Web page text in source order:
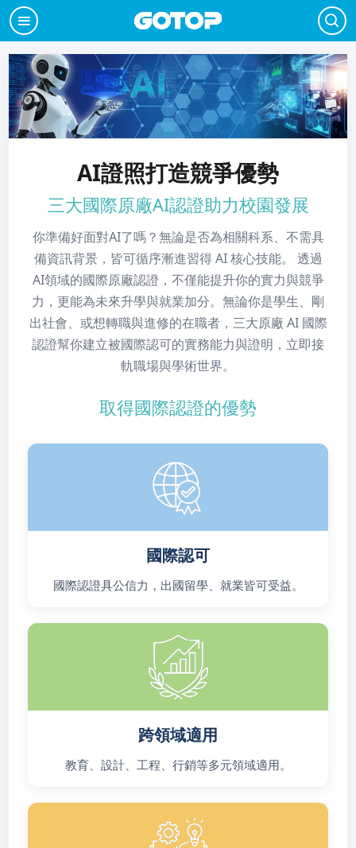
AI證照打造競爭優勢
三大國際原廠AI認證助力校園發展
你準備好面對AI了嗎？無論是否為相關科系、不需具
備資訊背景，皆可循序漸進習得 AI 核心技能。 透過
AI領域的國際原廠認證，不僅能提升你的實力與競爭
力，更能為未來升學與就業加分。無論你是學生、剛
出社會、或想轉職與進修的在職者，三大原廠 AI 國際
認證幫你建立被國際認可的實務能力與證明，立即接
軌職場與學術世界。
取得國際認證的優勢
國際認可
國際認證具公信力，出國留學、就業皆可受益。
跨領域適用
教育、設計、工程、行銷等多元領域適用。